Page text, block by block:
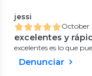
jessi
October
excelentes y
excelentes es lo que
Denunciar